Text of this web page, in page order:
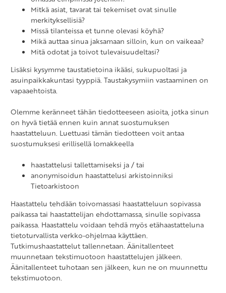
Mitkä asiat, tavarat tai tekemiset ovat sinulle
merkityksellisiä?
Missä tilanteissa et tunne olevasi köyhä?
Mikä auttaa sinua jaksamaan silloin, kun on vaikeaa?
Mitä odotat ja toivot tulevaisuudeltasi?
Lisäksi kysymme taustatietoina ikääsi, sukupuoltasi ja
asuinpaikkakuntasi tyyppiä. Taustakysymiin vastaaminen on
vapaaehtoista.
Olemme keränneet tähän tiedotteeseen asioita, jotka sinun
on hyvä tietää ennen kuin annat suostumuksen
haastatteluun. Luettuasi tämän tiedotteen voit antaa
suostumuksesi erillisellä lomakkeella
haastattelusi tallettamiseksi ja / tai
anonymisoidun haastattelusi arkistoinniksi
Tietoarkistoon
Haastattelu tehdään toivomassasi haastatteluun sopivassa
paikassa tai haastattelijan ehdottamassa, sinulle sopivassa
paikassa. Haastattelu voidaan tehdä myös etähaastatteluna
tietoturvallista verkko-ohjelmaa käyttäen.
Tutkimushaastattelut tallennetaan. Äänitallenteet
muunnetaan tekstimuotoon haastattelujen jälkeen.
Äänitallenteet tuhotaan sen jälkeen, kun ne on muunnettu
tekstimuotoon.